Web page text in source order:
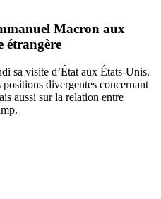
Macron aux
étrangère
sa visite d’État aux États-Unis.
divergentes concernant
aussi sur la relation entre